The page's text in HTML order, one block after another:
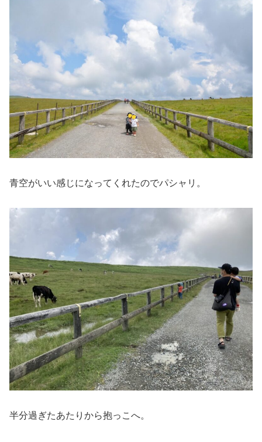
青空がいい感じになってくれたのでパシャリ。
半分過ぎたあたりから抱っこへ。